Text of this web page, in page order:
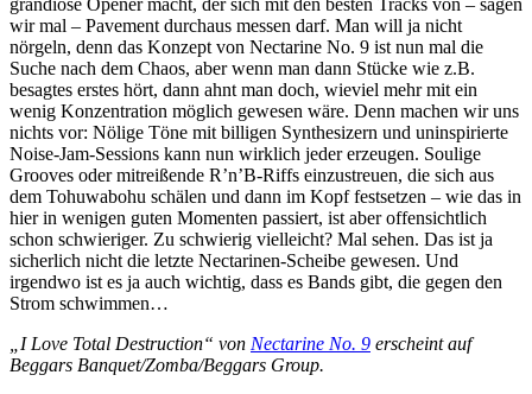
grandiose Opener macht, der sich mit den besten Tracks von – sagen
wir mal – Pavement durchaus messen darf. Man will ja nicht
nörgeln, denn das Konzept von Nectarine No. 9 ist nun mal die
Suche nach dem Chaos, aber wenn man dann Stücke wie z.B.
besagtes erstes hört, dann ahnt man doch, wieviel mehr mit ein
wenig Konzentration möglich gewesen wäre. Denn machen wir uns
nichts vor: Nölige Töne mit billigen Synthesizern und uninspirierte
Noise-Jam-Sessions kann nun wirklich jeder erzeugen. Soulige
Grooves oder mitreißende R’n’B-Riffs einzustreuen, die sich aus
dem Tohuwabohu schälen und dann im Kopf festsetzen – wie das in
hier in wenigen guten Momenten passiert, ist aber offensichtlich
schon schwieriger. Zu schwierig vielleicht? Mal sehen. Das ist ja
sicherlich nicht die letzte Nectarinen-Scheibe gewesen. Und
irgendwo ist es ja auch wichtig, dass es Bands gibt, die gegen den
Strom schwimmen…
„I Love Total Destruction“ von Nectarine No. 9 erscheint auf
Beggars Banquet/Zomba/Beggars Group.